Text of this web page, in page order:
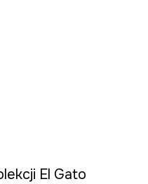
El Gato